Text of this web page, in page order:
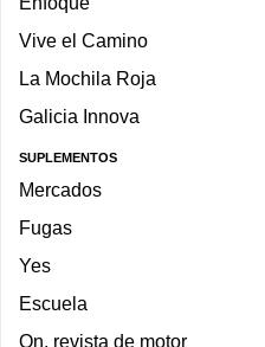
Vive el Camino
La Mochila Roja
Galicia Innova
SUPLEMENTOS
Mercados
Fugas
Yes
Escuela
On, revista de motor